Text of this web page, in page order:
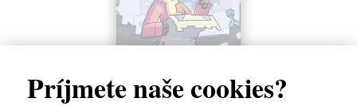
Príjmete naše cookies?
Minecraft: Srdce z kameňa 2